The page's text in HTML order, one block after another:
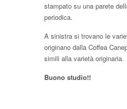
stampato su una parete
periodica.
A sinistra si trovano le
originano dalla Coffea
simili alla varietà originaria.
Buono studio!!